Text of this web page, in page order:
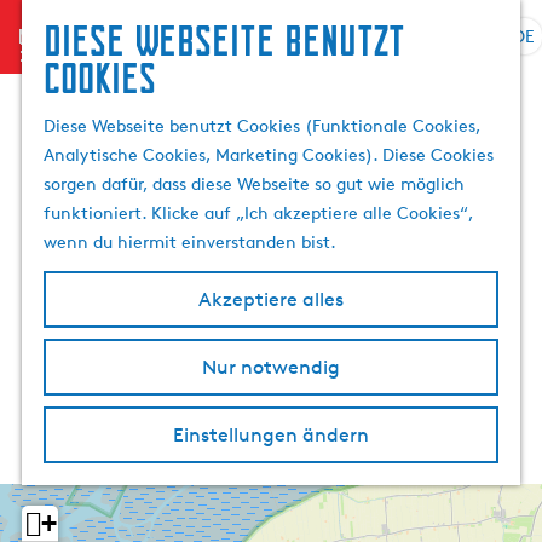
Diese Webseite benutzt
Cookies
Diese Webseite benutzt Cookies (Funktionale Cookies,
Analytische Cookies, Marketing Cookies). Diese Cookies
sorgen dafür, dass diese Webseite so gut wie möglich
funktioniert. Klicke auf „Ich akzeptiere alle Cookies“,
wenn du hiermit einverstanden bist.
Akzeptiere alles
Nur notwendig
Einstellungen ändern
menu
G
e
h
e
n
S
i
e
u
H
p
a
h
S
n
A
DE
+